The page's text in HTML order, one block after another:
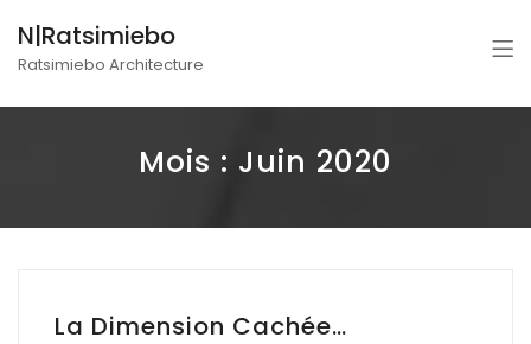
N|Ratsimiebo
Ratsimiebo Architecture
Mois : Juin 2020
La Dimension Cachée…